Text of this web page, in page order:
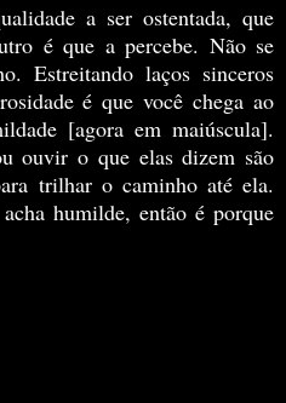
a ser ostentada, que
é que a percebe. Não se
Estreitando laços sinceros
é que você chega ao
[agora em maiúscula].
ouvir o que elas dizem são
trilhar o caminho até ela.
humilde, então é porque